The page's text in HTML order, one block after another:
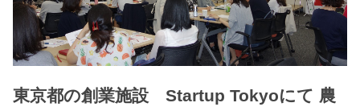
東京都の創業施設 Startup Tokyoにて 農